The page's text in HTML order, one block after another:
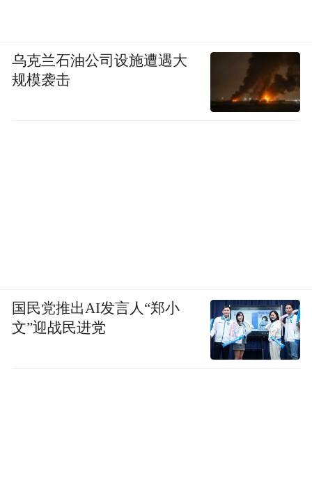
乌克兰石油公司设施遭遇大
规模袭击
国民党推出AI发言人“郑小
文”迎战民进党